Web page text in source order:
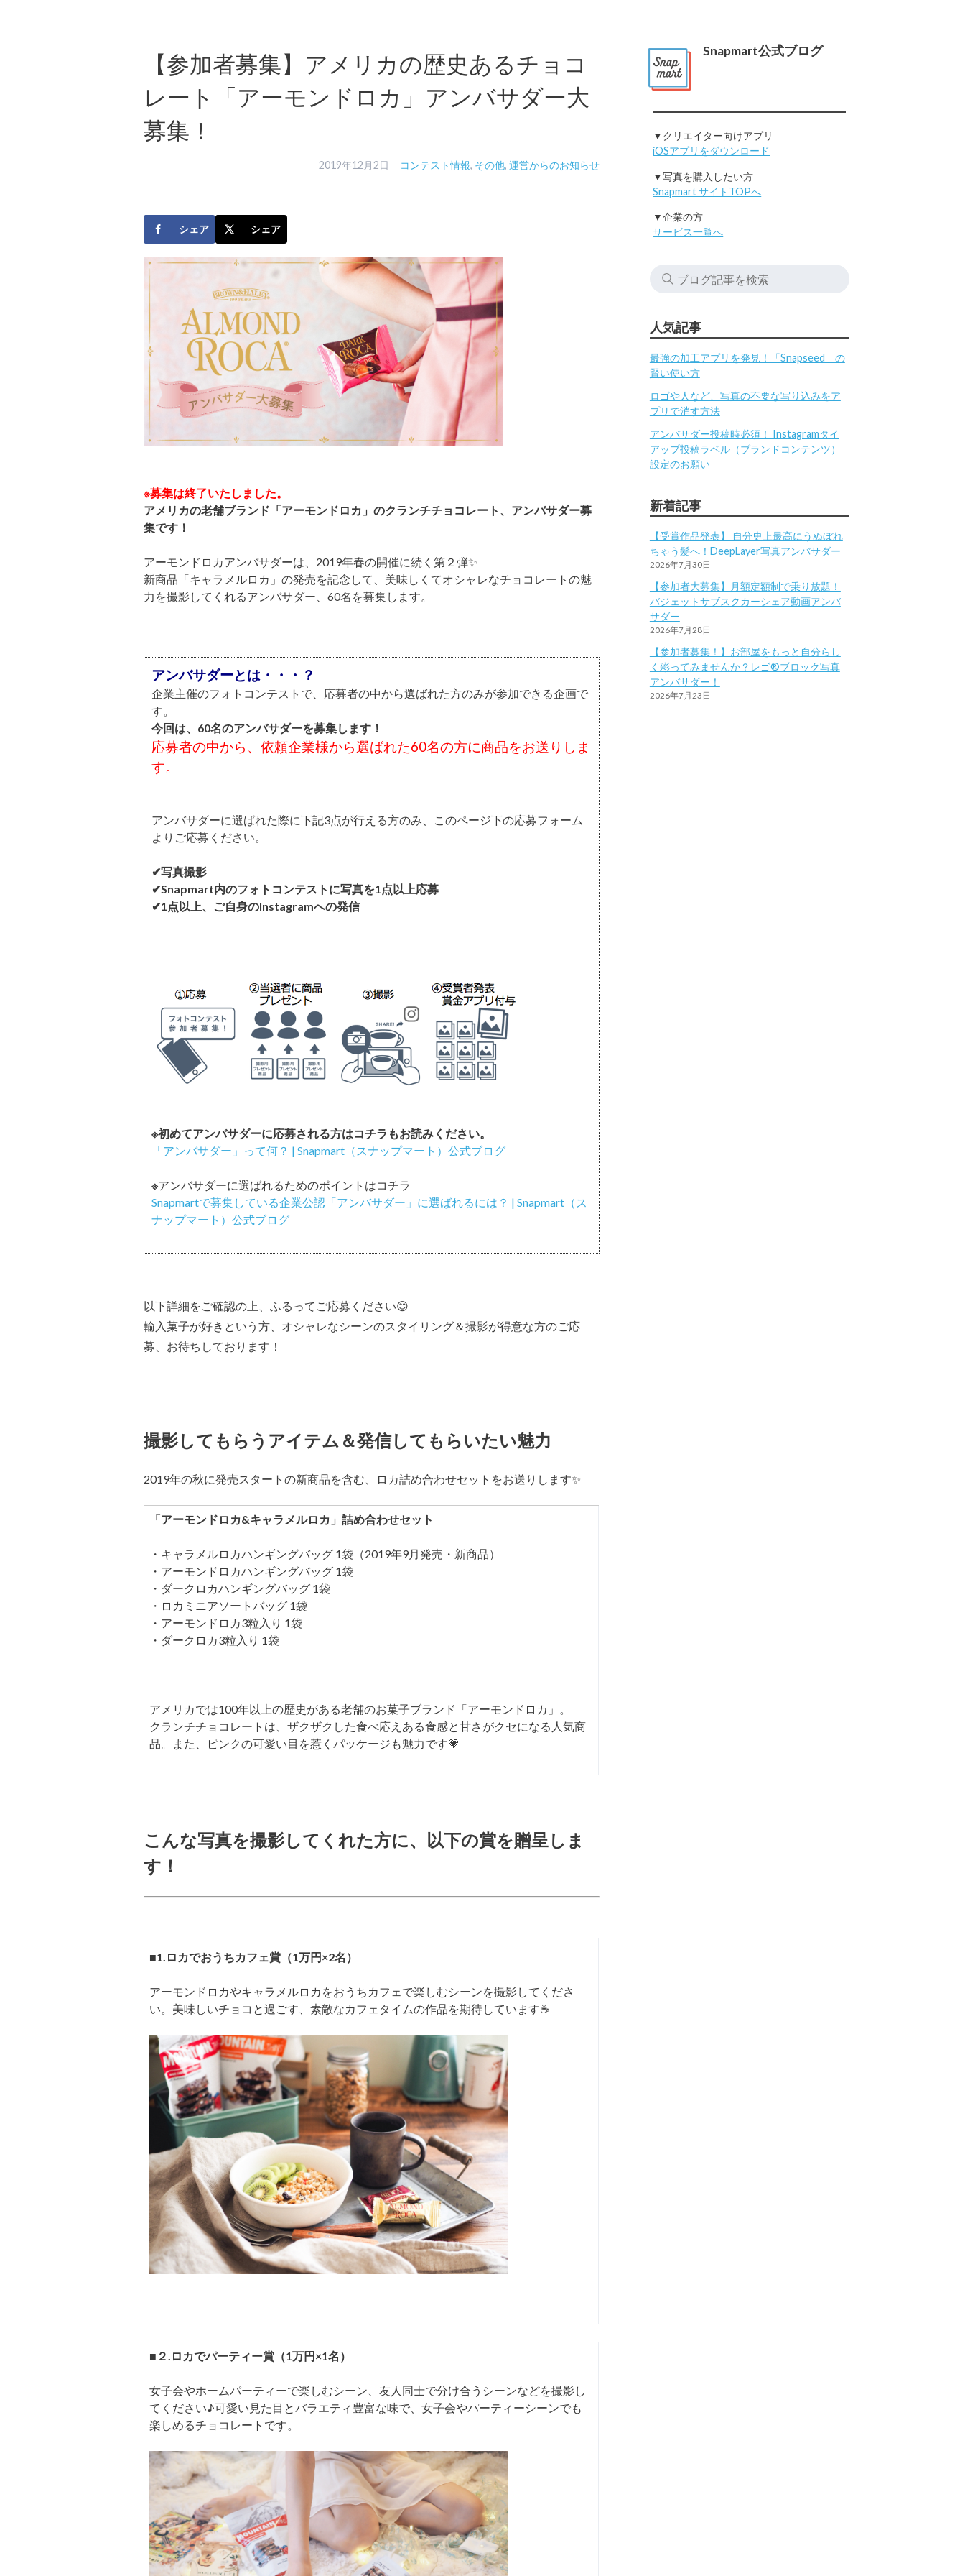
【参加者募集】アメリカの歴史あるチョコ
レート「アーモンドロカ」アンバサダー大
募集！
2019年12月2日 コンテスト情報, その他, 運営からのお知らせ
シェア シェア
※募集は終了いたしました。
アメリカの老舗ブランド「アーモンドロカ」のクランチチョコレート、アンバサダー募
集です！
アーモンドロカアンバサダーは、2019年春の開催に続く第２弾✨
新商品「キャラメルロカ」の発売を記念して、美味しくてオシャレなチョコレートの魅
力を撮影してくれるアンバサダー、60名を募集します。
アンバサダーとは・・・？
企業主催のフォトコンテストで、応募者の中から選ばれた方のみが参加できる企画で
す。
今回は、60名のアンバサダーを募集します！
応募者の中から、依頼企業様から選ばれた60名の方に商品をお送りしま
す。
アンバサダーに選ばれた際に下記3点が行える方のみ、このページ下の応募フォーム
よりご応募ください。
✔写真撮影
✔Snapmart内のフォトコンテストに写真を1点以上応募
✔1点以上、ご自身のInstagramへの発信
※初めてアンバサダーに応募される方はコチラもお読みください。
「アンバサダー」って何？ | Snapmart（スナップマート）公式ブログ
※アンバサダーに選ばれるためのポイントはコチラ
Snapmartで募集している企業公認「アンバサダー」に選ばれるには？ | Snapmart（ス
ナップマート）公式ブログ
以下詳細をご確認の上、ふるってご応募ください😊
輸入菓子が好きという方、オシャレなシーンのスタイリング＆撮影が得意な方のご応
募、お待ちしております！
撮影してもらうアイテム＆発信してもらいたい魅力
2019年の秋に発売スタートの新商品を含む、ロカ詰め合わせセットをお送りします✨
「アーモンドロカ&キャラメルロカ」詰め合わせセット
・キャラメルロカハンギングバッグ 1袋（2019年9月発売・新商品）
・アーモンドロカハンギングバッグ 1袋
・ダークロカハンギングバッグ 1袋
・ロカミニアソートバッグ 1袋
・アーモンドロカ3粒入り 1袋
・ダークロカ3粒入り 1袋
アメリカでは100年以上の歴史がある老舗のお菓子ブランド「アーモンドロカ」。
クランチチョコレートは、ザクザクした食べ応えある食感と甘さがクセになる人気商
品。また、ピンクの可愛い目を惹くパッケージも魅力です💗
こんな写真を撮影してくれた方に、以下の賞を贈呈しま
す！
■1.ロカでおうちカフェ賞（1万円×2名）
アーモンドロカやキャラメルロカをおうちカフェで楽しむシーンを撮影してくださ
い。美味しいチョコと過ごす、素敵なカフェタイムの作品を期待しています☕️
■２.ロカでパーティー賞（1万円×1名）
女子会やホームパーティーで楽しむシーン、友人同士で分け合うシーンなどを撮影し
てください♪可愛い見た目とバラエティ豊富な味で、女子会やパーティーシーンでも
楽しめるチョコレートです。
Snapmart公式ブログ
▼クリエイター向けアプリ
iOSアプリをダウンロード
▼写真を購入したい方
Snapmart サイトTOPへ
▼企業の方
サービス一覧へ
人気記事
最強の加工アプリを発見！「Snapseed」の
賢い使い方
ロゴや人など、写真の不要な写り込みをア
プリで消す方法
アンバサダー投稿時必須！ Instagramタイ
アップ投稿ラベル（ブランドコンテンツ）
設定のお願い
新着記事
【受賞作品発表】 自分史上最高にうぬぼれ
ちゃう髪へ！DeepLayer写真アンバサダー
2026年7月30日
【参加者大募集】月額定額制で乗り放題！
バジェットサブスクカーシェア動画アンバ
サダー
2026年7月28日
【参加者募集！】お部屋をもっと自分らし
く彩ってみませんか？レゴ®ブロック写真
アンバサダー！
2026年7月23日